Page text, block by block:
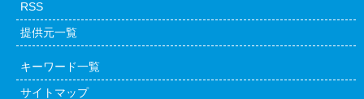
RSS
提供元一覧
キーワード一覧
サイトマップ